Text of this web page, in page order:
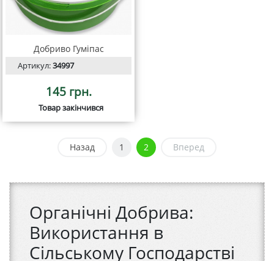
Органічні Добрива:
Використання в
Сільському Господарстві
Добриво Гуміпас
Артикул:34997
145 грн.
Товар закінчився
Назад 1 2 Вперед